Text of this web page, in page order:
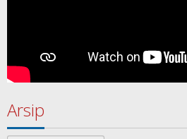
Arsip